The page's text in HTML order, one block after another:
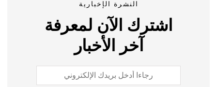
النشرة الإخبارية
اشترك الآن لمعرفة
آخر الأخبار